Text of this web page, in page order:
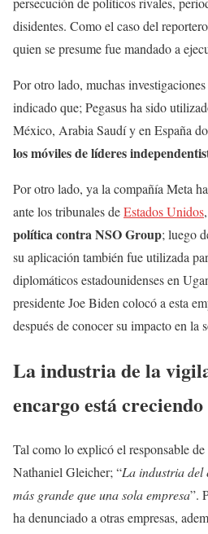
disidentes. Como el caso del
quien se presume fue mandado a
Por otro lado, muchas
indicado que; Pegasus ha sido
México, Arabia Saudí y en España
los móviles de líderes
Por otro lado, ya la compañía Meta
ante los tribunales deEstados Unidos
política contra NSO Group; luego
su aplicación también fue utilizada
diplomáticos estadounidenses en
presidente Joe Biden colocó a esta
después de conocer su impacto en la
La industria de la
encargo está creciendo
Tal como lo explicó el responsable
Nathaniel Gleicher; “La industria del
más grande que una sola empresa”.
ha denunciado a otras empresas,